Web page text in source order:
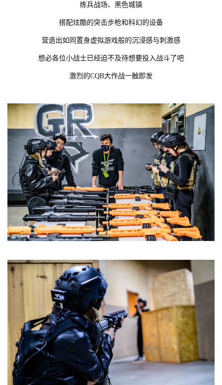
练兵战场、黑色城镇
搭配炫酷的突击步枪和科幻的设备
营造出如同置身虚拟游戏般的沉浸感与刺激感
想必各位小战士已经迫不及待想要投入战斗了吧
激烈的CQB大作战一触即发